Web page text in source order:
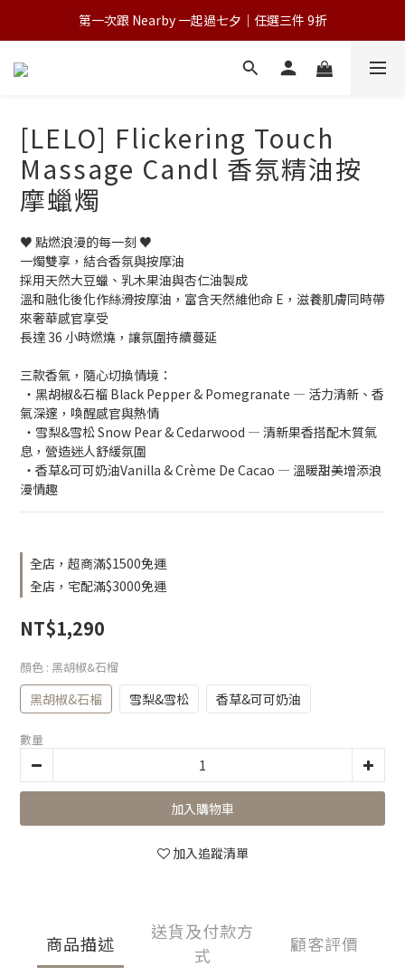
💌 Nearby收藏家｜任選三件 9折 五件 88折
第一次跟 Nearby 一起過七夕｜任選三件 9折
為保障您的購物權益，請於下單前詳閱購物須知
[LELO] Flickering Touch
Massage Candl 香氛精油按
摩蠟燭
♥ 點燃浪漫的每一刻 ♥
一燭雙享，結合香氛與按摩油
採用天然大豆蠟、乳木果油與杏仁油製成
溫和融化後化作絲滑按摩油，富含天然維他命 E，滋養肌膚同時帶
來奢華感官享受
長達 36 小時燃燒，讓氛圍持續蔓延
三款香氣，隨心切換情境：
氣深邃，喚醒感官與熱情
息，營造迷人舒緩氛圍
漫情趣
全店，超商滿$1500免運
全店，宅配滿$3000免運
NT$1,290
顏色 : 黑胡椒&石榴
黑胡椒&石榴 雪梨&雪松 香草&可可奶油
數量
加入購物車
加入追蹤清單
商品描述
送貨及付款方
式
顧客評價